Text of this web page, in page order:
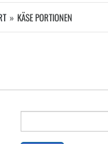
KÄSE PORTIONEN